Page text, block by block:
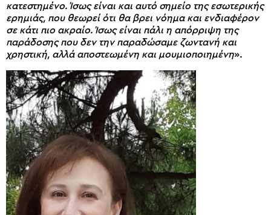
κατεστημένο. Ίσως είναι και αυτό σημείο της εσωτερικής
ερημιάς, που θεωρεί ότι θα βρει νόημα και ενδιαφέρον
σε κάτι πιο ακραίο. Ίσως είναι πάλι η απόρριψη της
παράδοσης που δεν την παραδώσαμε ζωντανή και
χρηστική, αλλά αποστεωμένη και μουμιοποιημένη».